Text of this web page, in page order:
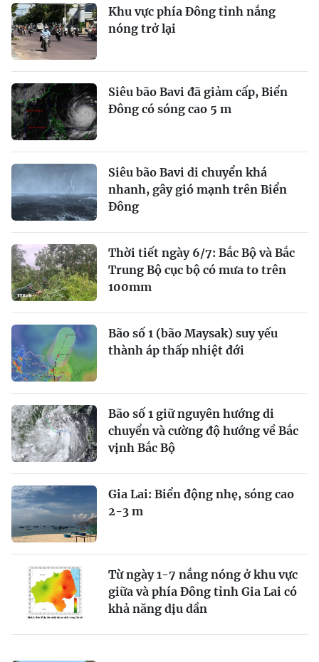
Khu vực phía Đông tỉnh nắng
nóng trở lại
Siêu bão Bavi đã giảm cấp, Biển
Đông có sóng cao 5 m
Siêu bão Bavi di chuyển khá
nhanh, gây gió mạnh trên Biển
Đông
Thời tiết ngày 6/7: Bắc Bộ và Bắc
Trung Bộ cục bộ có mưa to trên
100mm
Bão số 1 (bão Maysak) suy yếu
thành áp thấp nhiệt đới
Bão số 1 giữ nguyên hướng di
chuyển và cường độ hướng về Bắc
vịnh Bắc Bộ
Gia Lai: Biển động nhẹ, sóng cao
2-3 m
Từ ngày 1-7 nắng nóng ở khu vực
giữa và phía Đông tỉnh Gia Lai có
khả năng dịu dần